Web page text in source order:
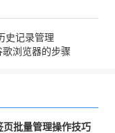
史记录管理
歌浏览器的步骤
页批量管理操作技巧